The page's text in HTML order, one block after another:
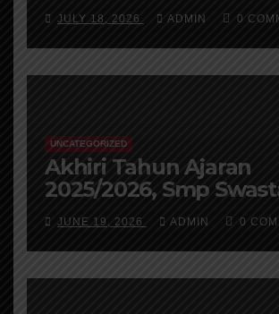
JULY 18, 2026 ADMIN 0
UNCATEGORIZED
Akhiri Tahun Ajaran
2025/2026, Smp
Katolik St Ursula Ende
menggelar Class
Ekologis hingga
Strategis
JUNE 19, 2026 ADMIN 0